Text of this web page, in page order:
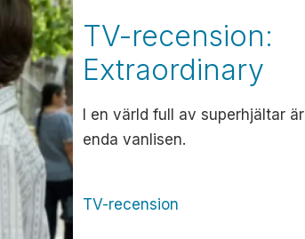
TV-recension:
Extraordinary
I en värld full av superhjältar
enda vanlisen.
TV-recension